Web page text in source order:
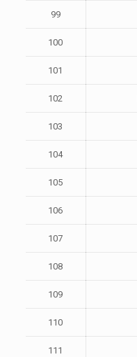
99
100
101
102
103
104
105
106
107
108
109
110
111